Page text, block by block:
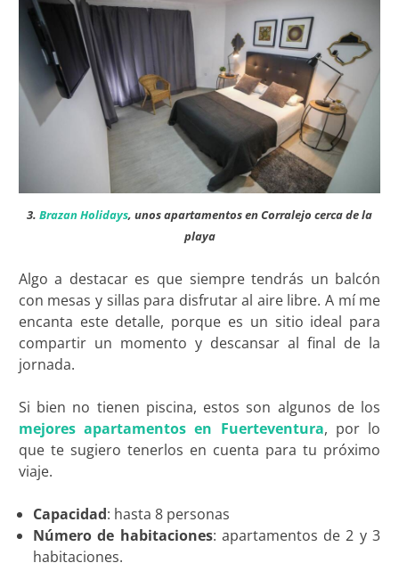
3. Brazan Holidays, unos apartamentos en Corralejo cerca de la
playa
Algo a destacar es que siempre tendrás un balcón
con mesas y sillas para disfrutar al aire libre. A mí me
encanta este detalle, porque es un sitio ideal para
compartir un momento y descansar al final de la
jornada.
Si bien no tienen piscina, estos son algunos de los
mejores apartamentos en Fuerteventura, por lo
que te sugiero tenerlos en cuenta para tu próximo
viaje.
Capacidad: hasta 8 personas
Número de habitaciones: apartamentos de 2 y 3
habitaciones.